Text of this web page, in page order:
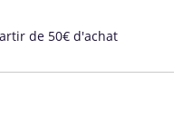
de 50€ d'achat